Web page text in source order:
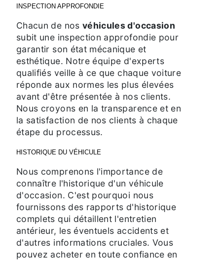
INSPECTION APPROFONDIE
Chacun de nos véhicules d'occasion
subit une inspection approfondie pour
garantir son état mécanique et
esthétique. Notre équipe d'experts
qualifiés veille à ce que chaque voiture
réponde aux normes les plus élevées
avant d'être présentée à nos clients.
Nous croyons en la transparence et en
la satisfaction de nos clients à chaque
étape du processus.
HISTORIQUE DU VÉHICULE
Nous comprenons l'importance de
connaître l'historique d'un véhicule
d'occasion. C'est pourquoi nous
fournissons des rapports d'historique
complets qui détaillent l'entretien
antérieur, les éventuels accidents et
d'autres informations cruciales. Vous
pouvez acheter en toute confiance en